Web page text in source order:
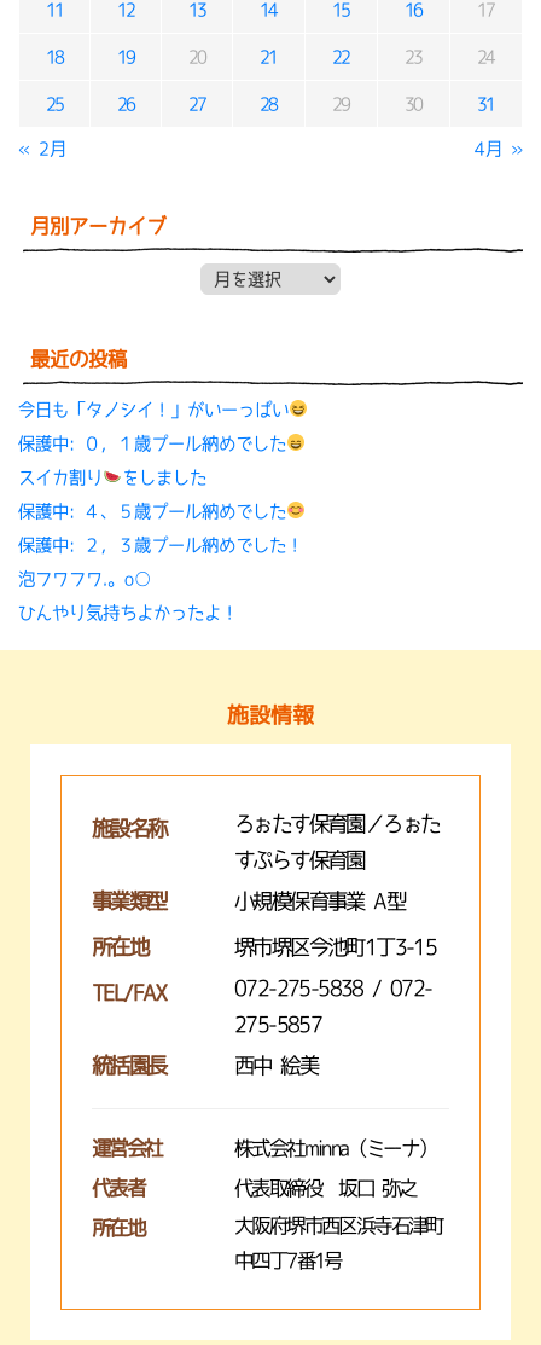
11 12 13 14 15 16 17
18 19 20 21 22 23 24
25 26 27 28 29 30 31
« 2月 4月 »
月別アーカイブ
最近の投稿
今日も「タノシイ！」がいーっぱい
保護中: ０，１歳プール納めでした
スイカ割り
をしました
保護中: ４、５歳プール納めでした
保護中: ２，３歳プール納めでした！
泡フワフワ.。o○
ひんやり気持ちよかったよ！
施設情報
施設名称
ろぉたす保育園／ろぉた
すぷらす保育園
事業類型
小規模保育事業 A型
所在地 堺市堺区今池町1丁3-15
TEL/FAX
072-275-5838 / 072-
275-5857
統括園長
西中 絵美
運営会社 株式会社minna（ミーナ）
代表者 代表取締役 坂口 弥之
所在地
大阪府堺市西区浜寺石津町
中四丁7番1号